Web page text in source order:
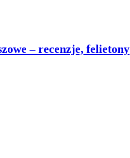
– recenzje, felietony